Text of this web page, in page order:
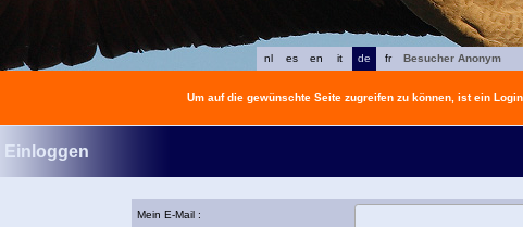
fr
de
it
en
es
nl
Besucher Anonym
Um auf die gewünschte Seite zugreifen zu können, ist ein
Einloggen
Mein E-Mail :